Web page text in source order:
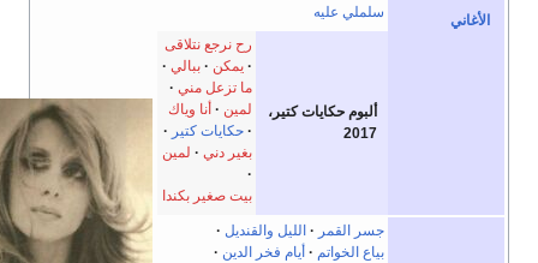
الأغاني
سلملي عليه
ألبوم حكايات كتير،
2017
رح نرجع نتلاقى
يمكن
ببالي
ما تزعل مني
لمين
أنا وياك
حكايات كتير
بغير دني
لمين
بيت صغير بكندا
جسر القمر
الليل والقنديل
بياع الخواتم
أيام فخر الدين